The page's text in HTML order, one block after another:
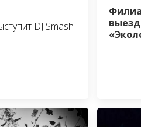
DJ Smash